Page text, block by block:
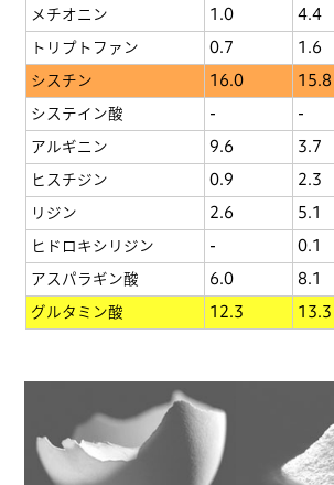
メチオニン
1.0 4.4
トリプトファン
0.7 1.6
シスチン
16.0 15.8
システイン酸
- -
アルギニン
9.6 3.7
ヒスチジン
0.9 2.3
リジン
2.6 5.1
ヒドロキシリジン
- 0.1
アスパラギン酸
6.0 8.1
グルタミン酸
12.3 13.3